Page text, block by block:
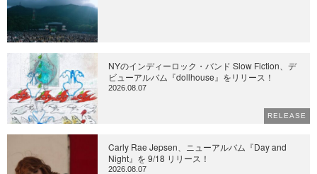
NYのインディーロック・バンド Slow Fiction、デ
ビューアルバム『dollhouse』をリリース！
2026.08.07
RELEASE
Carly Rae Jepsen、ニューアルバム『Day and
Night』を 9/18 リリース！
2026.08.07